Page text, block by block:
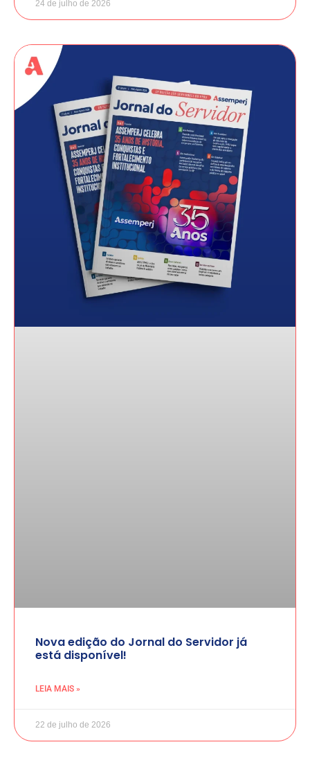
24 de julho de 2026
Nova edição do Jornal do Servidor já
está disponível!
LEIA MAIS »
22 de julho de 2026